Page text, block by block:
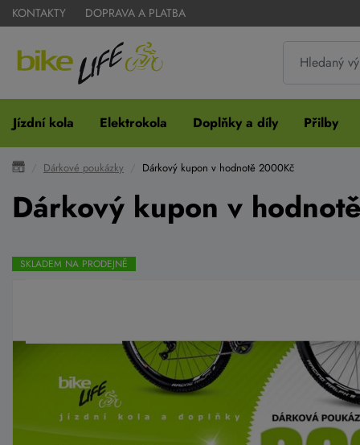
KONTAKTY DOPRAVA A PLATBA
Jízdní kola Elektrokola Doplňky a díly Přilby
Dárkové poukázky Dárkový kupon v hodnotě 2000Kč
Dárkový kupon v
SKLADEM NA PRODEJNĚ